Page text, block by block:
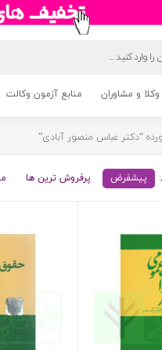
و مشاوران منابع آزمون وکالت
“دکتر عباس منصور آبادی”
پیشفرض پرفروش ترین ها